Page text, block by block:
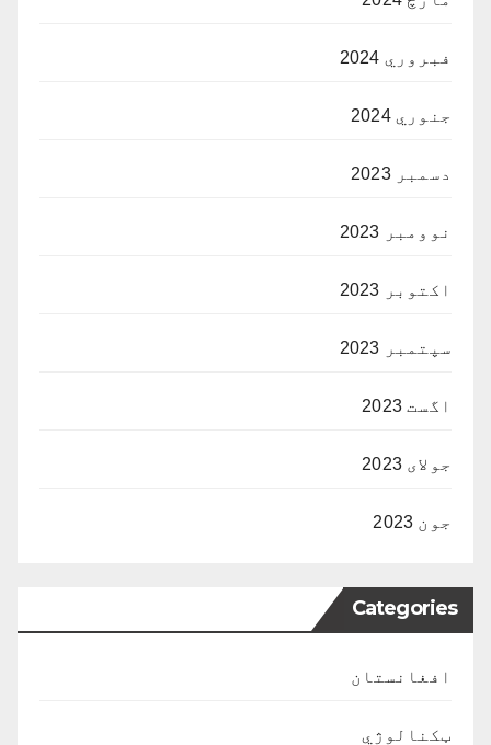
فبروري 2024
جنوري 2024
دسمبر 2023
نوومبر 2023
اکتوبر 2023
سپتمبر 2023
اگست 2023
جولای 2023
جون 2023
Categories
افغانستان
ټکنالوژي